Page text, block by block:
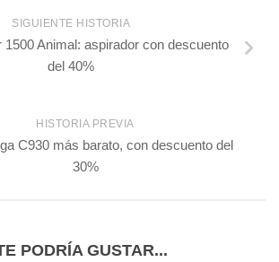
SIGUIENTE HISTORIA
1500 Animal: aspirador con descuento
del 40%
HISTORIA PREVIA
C930 más barato, con descuento del
30%
PODRÍA GUSTAR...